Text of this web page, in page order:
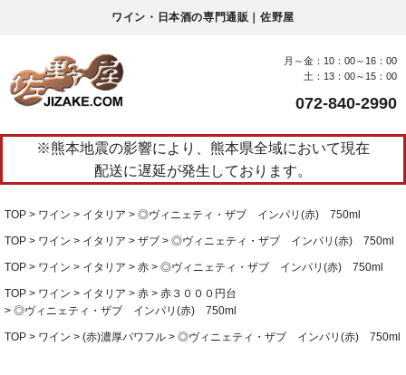
ワイン・日本酒の専門通販｜佐野屋
月～金：10：00～16：00
土：13：00～15：00
072-840-2990
※熊本地震の影響により、熊本県全域において現在
配送に遅延が発生しております。
TOP ワイン イタリア ◎ヴィニェティ・ザブ インパリ(赤) 750ml
TOP ワイン イタリア ザブ ◎ヴィニェティ・ザブ インパリ(赤) 750ml
TOP ワイン イタリア 赤 ◎ヴィニェティ・ザブ インパリ(赤) 750ml
TOP ワイン イタリア 赤
赤３０００円台
◎ヴィニェティ・ザブ インパリ(赤) 750ml
TOP ワイン (赤)濃厚パワフル ◎ヴィニェティ・ザブ インパリ(赤) 750ml